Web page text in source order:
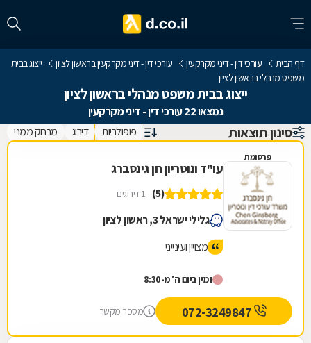
דף הבית עורכי דין - דיני מקרקעין עורכי דין - דיני מקרקעין בראשון לציון
ייצוג בבית
משפט מנהלי בראשון לציון
ייצוג בבית משפט מנהלי בראשון לציון
נמצאו 22 עורכי דין - דיני מקרקעין
סינון תוצאות פופולריות דירוג מרחק ממני
פרסומת
עו"ד ונוטריון חן גינסברג
(5) 1 דירוגים
גלילי ישראל 3, ראשון לציון
מצויין ועינייני
זמין ביום ה' מ-8:30
מספר מקשר